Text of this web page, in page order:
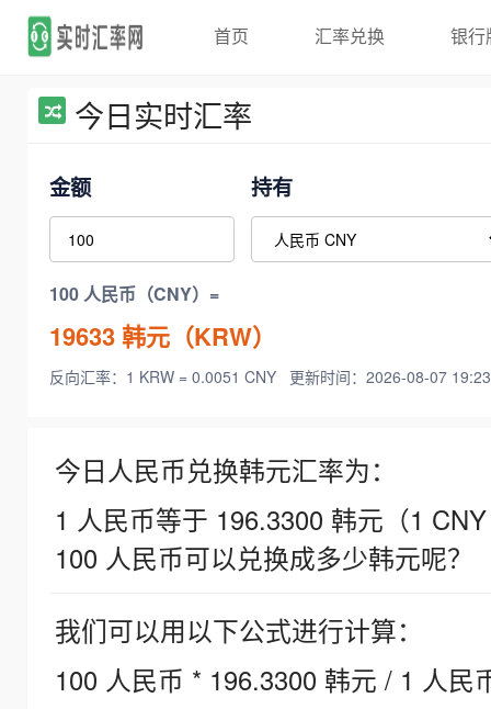
首页 汇率兑换 银行
今日实时汇率
金额 持有
100 人民币（CNY）=
19633韩元（KRW）
反向汇率：1 KRW = 0.0051 CNY 更新时间：2026-08-07
今日人民币兑换韩元汇率为：
1 人民币等于 196.3300 韩元（1
100 人民币可以兑换成多少韩元呢？
我们可以用以下公式进行计算：
100 人民币 * 196.3300 韩元 / 1 人民